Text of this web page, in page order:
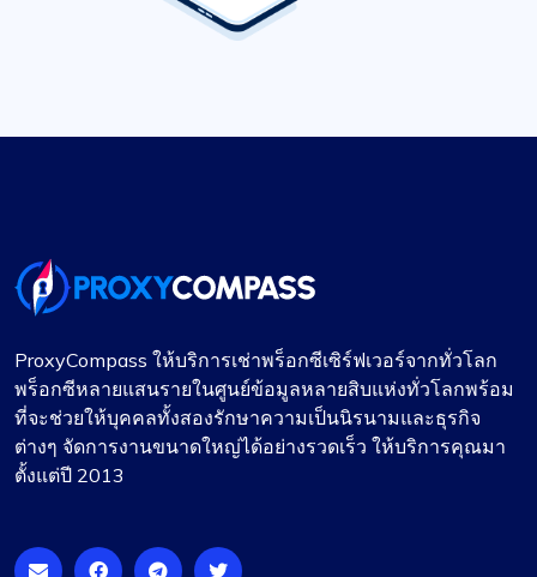
ProxyCompass ให้บริการเช่าพร็อกซีเซิร์ฟเวอร์จากทั่วโลก
พร็อกซีหลายแสนรายในศูนย์ข้อมูลหลายสิบแห่งทั่วโลกพร้อม
ที่จะช่วยให้บุคคลทั้งสองรักษาความเป็นนิรนามและธุรกิจ
ต่างๆ จัดการงานขนาดใหญ่ได้อย่างรวดเร็ว ให้บริการคุณมา
ตั้งแต่ปี 2013